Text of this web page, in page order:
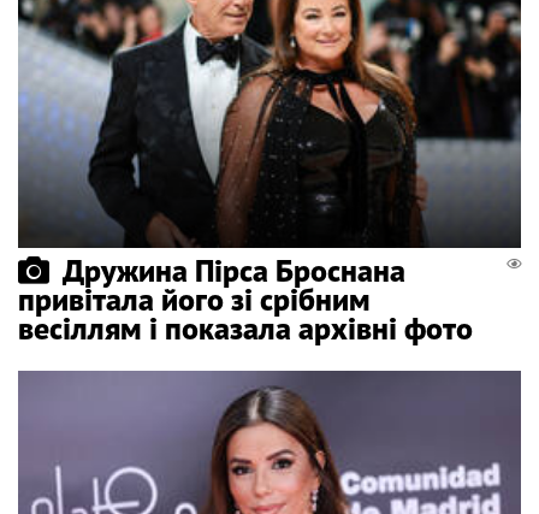
Дружина Пірса Броснана
привітала його зі срібним
весіллям і показала архівні фото